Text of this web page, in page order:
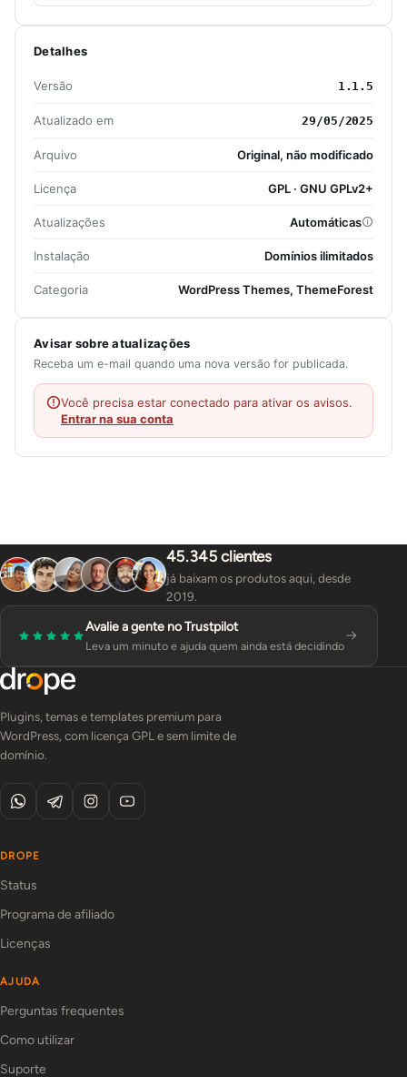
Detalhes
Versão 1.1.5
Atualizado em 29/05/2025
Arquivo Original, não modificado
Licença GPL · GNU GPLv2+
Atualizações Automáticas
Instalação Domínios ilimitados
Categoria WordPress Themes, ThemeForest
Avisar sobre atualizações
Receba um e-mail quando uma nova versão for publicada.
Você precisa estar conectado para ativar os avisos.
Entrar na sua conta
45.345 clientes
já baixam os produtos aqui, desde
2019.
Avalie a gente no Trustpilot
Leva um minuto e ajuda quem ainda está decidindo
Plugins, temas e templates premium para
WordPress, com licença GPL e sem limite de
domínio.
DROPE
Status
Programa de afiliado
Licenças
AJUDA
Perguntas frequentes
Como utilizar
Suporte